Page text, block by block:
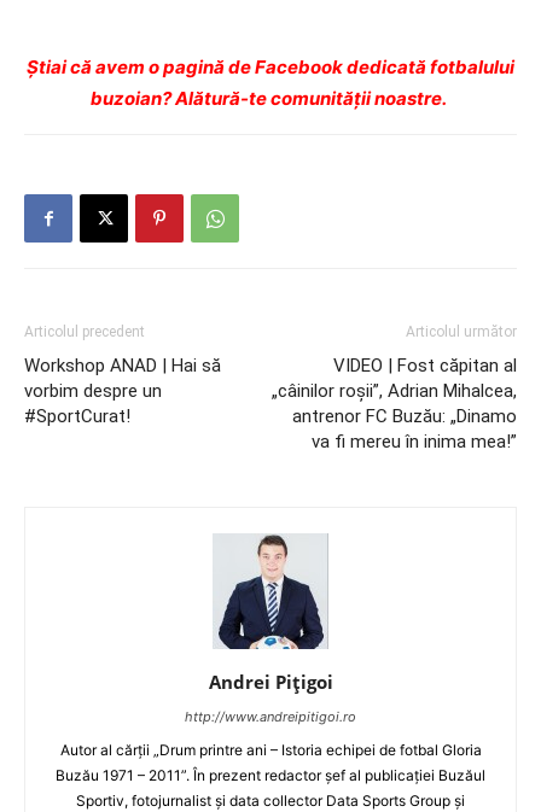
Ştiai că avem o pagină de Facebook dedicată fotbalului
buzoian? Alătură-te comunității noastre.
Articolul precedent
Workshop ANAD | Hai să
vorbim despre un
#SportCurat!
Articolul următor
VIDEO | Fost căpitan al
„câinilor roşii”, Adrian Mihalcea,
antrenor FC Buzău: „Dinamo
va fi mereu în inima mea!”
Andrei Pițigoi
http://www.andreipitigoi.ro
Autor al cărţii „Drum printre ani – Istoria echipei de fotbal Gloria
Buzău 1971 – 2011”. În prezent redactor şef al publicaţiei Buzăul
Sportiv, fotojurnalist şi data collector Data Sports Group şi